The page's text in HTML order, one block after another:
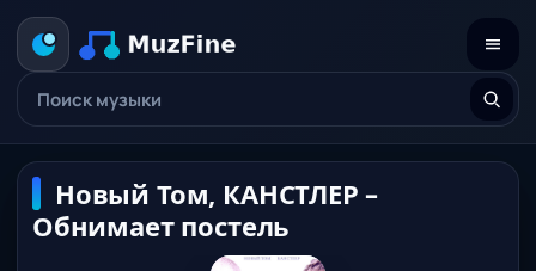
Новый Том, КАНСТЛЕР –
Обнимает постель